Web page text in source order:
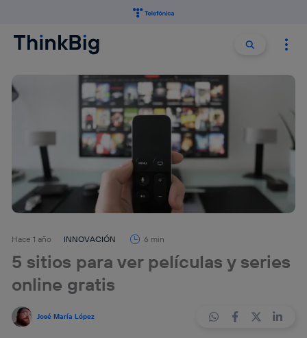
Buscar
Hace 1 año INNOVACIÓN 6 min
5 sitios para ver películas y series
online gratis
José María López